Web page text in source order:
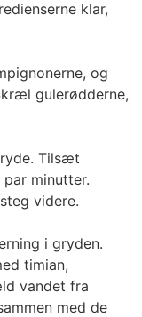
klar,
og
gulerødderne,
Tilsæt
minutter.
videre.
i gryden.
timian,
vandet fra
med de